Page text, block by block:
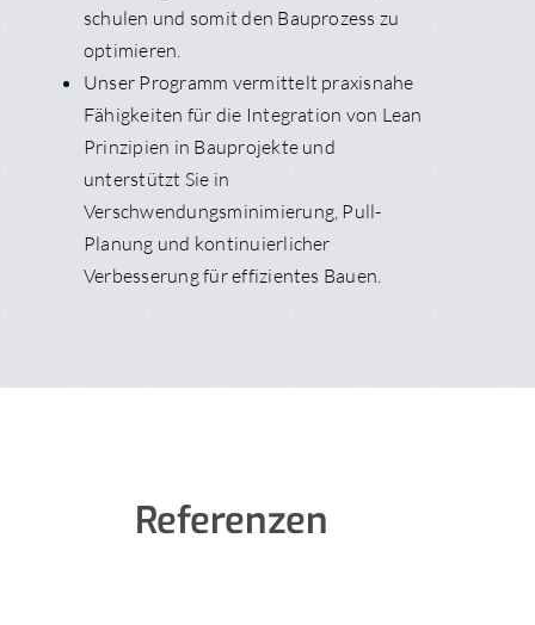
schulen und somit den Bauprozess zu
optimieren.
Unser Programm vermittelt praxisnahe
Fähigkeiten für die Integration von Lean
Prinzipien in Bauprojekte und
unterstützt Sie in
Verschwendungsminimierung, Pull-
Planung und kontinuierlicher
Verbesserung für effizientes Bauen.
Referenzen